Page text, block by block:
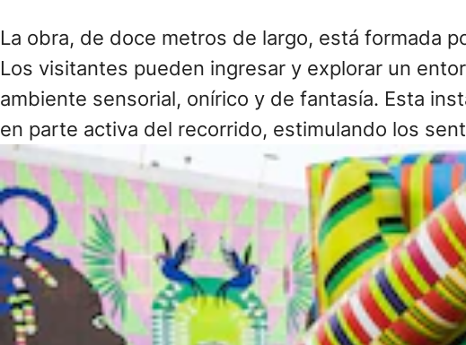
La obra, de doce metros de largo, está formada
Los visitantes pueden ingresar y explorar un
ambiente sensorial, onírico y de fantasía. Esta
en parte activa del recorrido, estimulando los